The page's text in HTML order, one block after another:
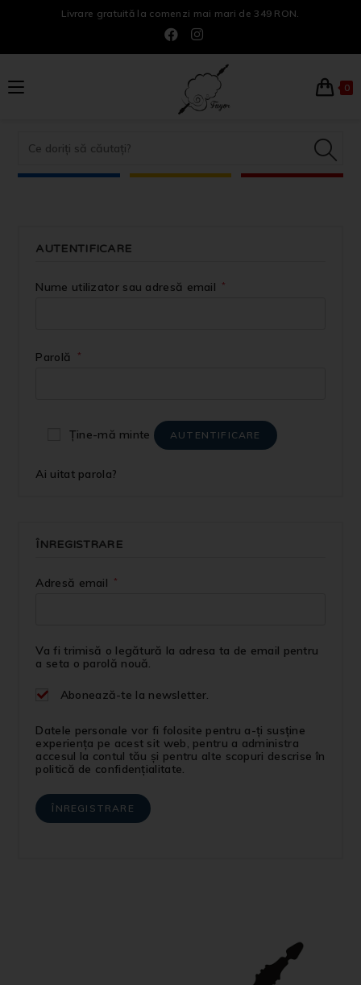
Livrare gratuită la comenzi mai mari de 349 RON.
0
AUTENTIFICARE
Nume utilizator sau adresă email *
Parolă *
Ține-mă minte AUTENTIFICARE
Ai uitat parola?
ÎNREGISTRARE
Adresă email *
Va fi trimisă o legătură la adresa ta de email pentru
a seta o parolă nouă.
Abonează-te la newsletter.
Datele personale vor fi folosite pentru a-ți susține
experiența pe acest sit web, pentru a administra
accesul la contul tău și pentru alte scopuri descrise în
politică de confidențialitate.
ÎNREGISTRARE